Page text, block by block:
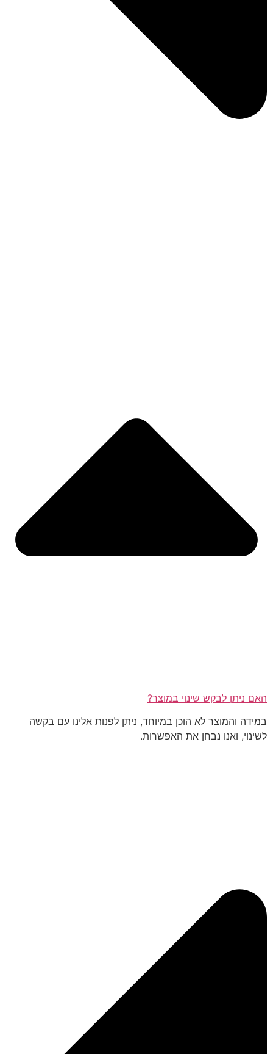
האם ניתן לבקש שינוי במוצר?
במידה והמוצר לא הוכן במיוחד, ניתן לפנות אלינו עם בקשה
לשינוי, ואנו נבחן את האפשרות.